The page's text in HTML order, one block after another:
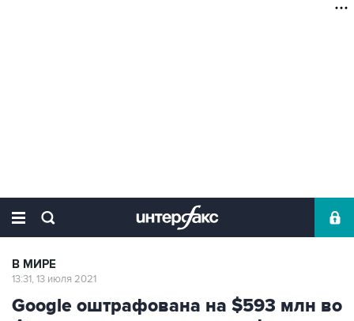
В МИРЕ
13:31, 13 июля 2021
Google оштрафована на $593 млн во